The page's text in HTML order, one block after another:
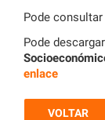
Pode consultar
Pode
enlace
VOLTAR